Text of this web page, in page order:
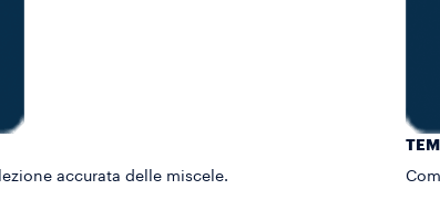
accurata delle miscele.